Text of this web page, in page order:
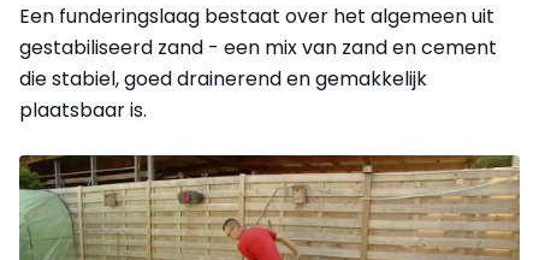
Een funderingslaag bestaat over het algemeen uit
gestabiliseerd zand - een mix van zand en cement
die stabiel, goed drainerend en gemakkelijk
plaatsbaar is.